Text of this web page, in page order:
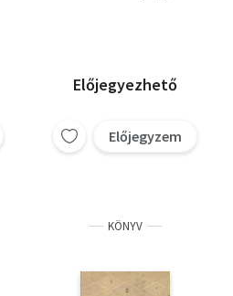
Előjegyezhető
Előjegyzem
KÖNYV